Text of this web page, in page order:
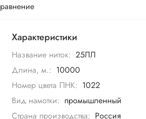
Характеристики
Название ниток: 25ЛЛ
Длина, м.: 10000
Номер цвета ПНК: 1022
Вид намотки: промышленный
Страна производства: Россия